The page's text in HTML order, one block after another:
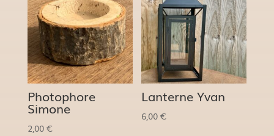
Photophore
Simone
2,00 €
Lanterne Yvan
6,00€